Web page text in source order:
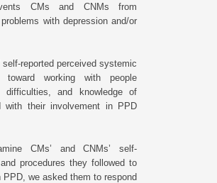
CMs and CNMs from
with depression and/or
self-reported perceived systemic
toward working with people
difficulties, and knowledge of
with their involvement in PPD
CMs’ and CNMs’ self-
procedures they followed to
PPD, we asked them to respond